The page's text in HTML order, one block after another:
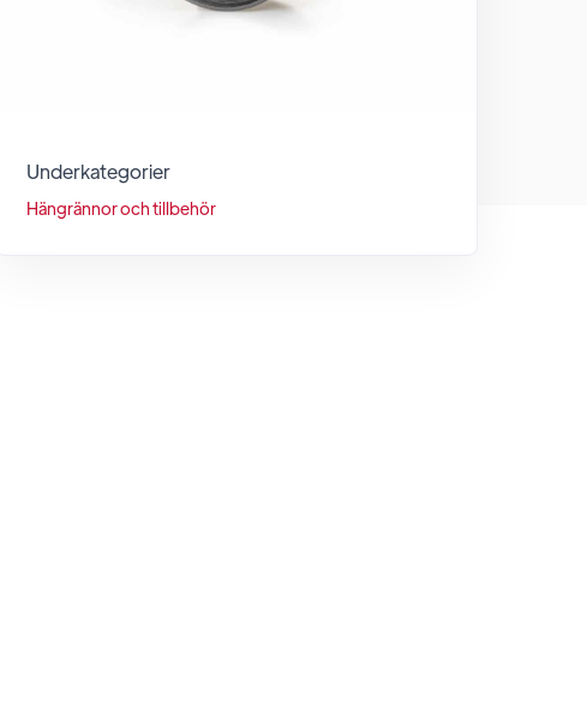
Underkategorier
Hängrännor och tillbehör